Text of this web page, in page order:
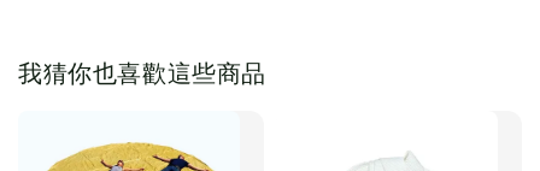
我猜你也喜歡這些商品